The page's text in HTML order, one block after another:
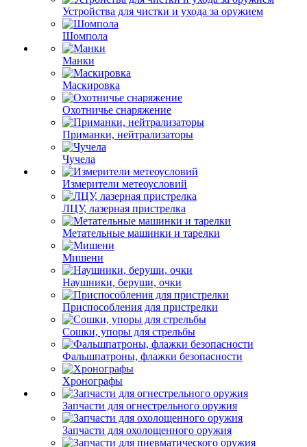
Устройства для чистки и ухода за оружием
Шомпола
Манки
Маскировка
Охотничье снаряжение
Приманки, нейтрализаторы
Чучела
Измерители метеоусловий
ЛЦУ, лазерная пристрелка
Метательные машинки и тарелки
Мишени
Наушники, беруши, очки
Приспособления для пристрелки
Сошки, упоры для стрельбы
Фальшпатроны, флажки безопасности
Хронографы
Запчасти для огнестрельного оружия
Запчасти для охолощенного оружия